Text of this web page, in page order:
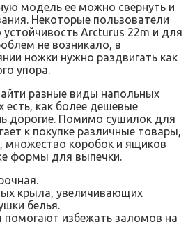
модель ее можно свернуть и
Некоторые пользователи
Arcturus 22m и для
не возникало, в
ножки нужно раздвигать как
упора.
разные виды напольных
есть, как более дешевые
дорогие. Помимо сушилок для
к покупке различные товары,
множество коробок и ящиков
формы для выпечки.
крыла, увеличивающих
белья.
помогают избежать заломов на